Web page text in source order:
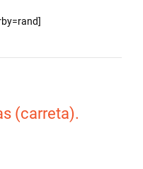
(carreta).